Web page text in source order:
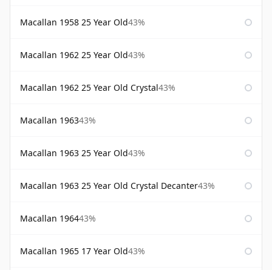
Macallan 1958 25 Year Old43%
Macallan 1962 25 Year Old43%
Macallan 1962 25 Year Old Crystal43%
Macallan 196343%
Macallan 1963 25 Year Old43%
Macallan 1963 25 Year Old Crystal Decanter43%
Macallan 196443%
Macallan 1965 17 Year Old43%